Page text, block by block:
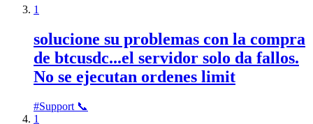
1
solucione su problemas con la compra
de btcusdc...el servidor solo da fallos.
No se ejecutan ordenes limit
#Support 📞
1